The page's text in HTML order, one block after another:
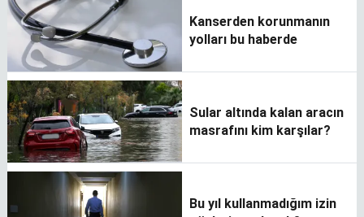
Kanserden korunmanın
yolları bu haberde
Sular altında kalan aracın
masrafını kim karşılar?
Bu yıl kullanmadığım izin